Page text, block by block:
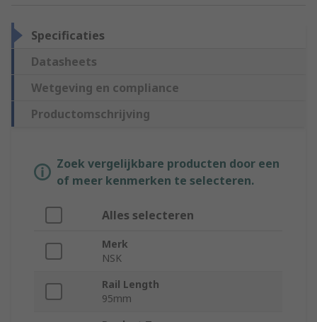
Specificaties
Datasheets
Wetgeving en compliance
Productomschrijving
Zoek vergelijkbare producten door een
of meer kenmerken te selecteren.
Alles selecteren
Merk
NSK
Rail Length
95mm